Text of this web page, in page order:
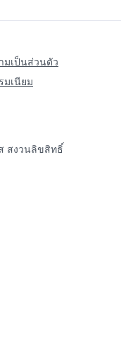
มเป็นส่วนตัว
มเนียม
สงวนลิขสิทธิ์